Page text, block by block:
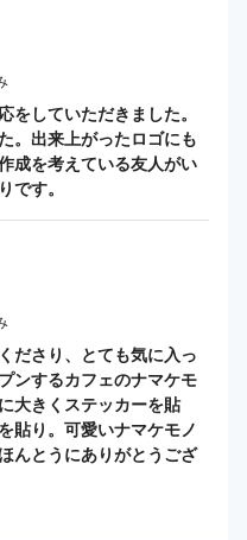
をしていただきました。
。出来上がったロゴにも
成を考えている友人がい
です。
ださり、とても気に入っ
ンするカフェのナマケモ
大きくステッカーを貼
貼り。可愛いナマケモノ
んとうにありがとうござ